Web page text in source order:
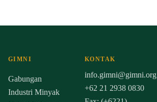
GIMNI
Gabungan
Industri Minyak
KONTAK
info.gimni@gimni.org
+62 21 2938 0830